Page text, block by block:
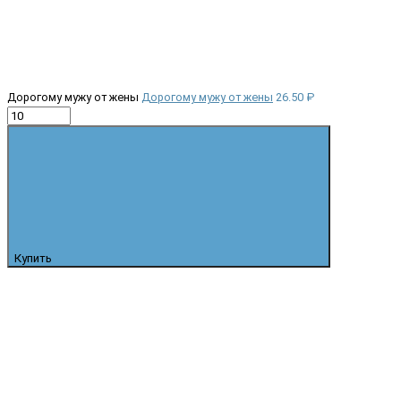
Дорогому мужу от жены Дорогому мужу от жены 26.50 ₽
Купить